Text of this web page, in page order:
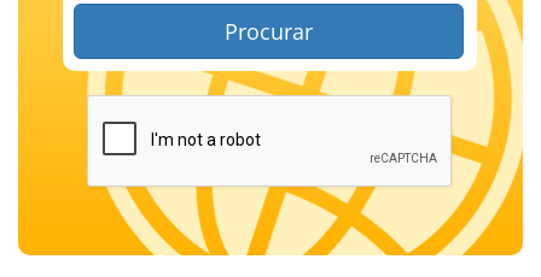
Procurar